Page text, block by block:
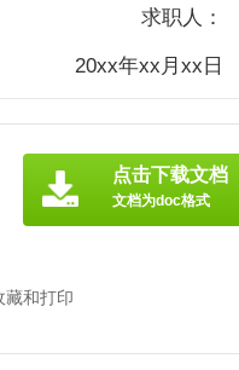
求职人：
20xx年xx月xx日
藏和打印
点击下载文档
文档为doc格式